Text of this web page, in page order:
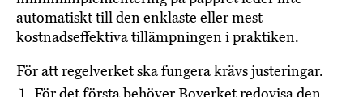
automatiskt till den enklaste eller mest
kostnadseffektiva tillämpningen i praktiken.
För att regelverket ska fungera krävs justeringar.